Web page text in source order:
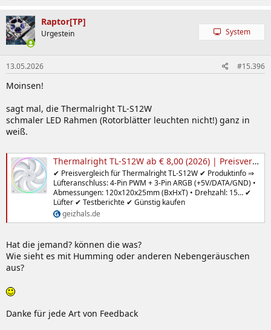
k
t
i
o
n
e
n
:
Raptor[TP]
Urgestein System
13.05.2026 #15.396
Moinsen!
sagt mal, die Thermalright TL-S12W
schmaler LED Rahmen (Rotorblätter leuchten nicht!) ganz in
weiß.
Thermalright TL-S12W ab € 8,00 (2026) | Preisvergleich Geizhals Deutschland
✔ Preisvergleich für Thermalright TL-S12W ✔ Produktinfo ⇒
Lüfteranschluss: 4-Pin PWM + 3-Pin ARGB (+5V/DATA/GND) •
Abmessungen: 120x120x25mm (BxHxT) • Drehzahl: 15… ✔
Lüfter ✔ Testberichte ✔ Günstig kaufen
geizhals.de
Hat die jemand? können die was?
Wie sieht es mit Humming oder anderen Nebengeräuschen
aus?
Danke für jede Art von Feedback